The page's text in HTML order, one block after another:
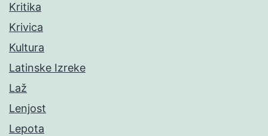
Kritika
Krivica
Kultura
Latinske Izreke
Laž
Lenjost
Lepota